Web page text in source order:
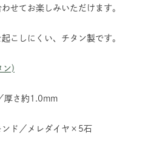
せてお楽しみいただけます。
こしにくい、チタン製です。
ン)
厚さ約1.0mm
ンド／メレダイヤ×5石